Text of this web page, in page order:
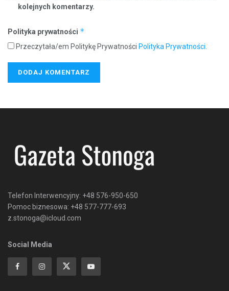
kolejnych komentarzy.
Polityka prywatności *
Przeczytała/em Politykę Prywatności Polityka Prywatności
Telefon Interwencyjny: +48 576-950-650
Pomoc biznesowa: +48 577-777-693
z.stonoga@icloud.com
Social Media